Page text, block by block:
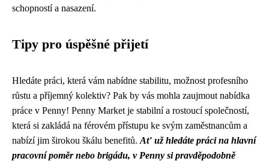
schopností a nasazení.
Tipy pro úspěšné přijetí
Hledáte práci, která vám nabídne stabilitu, možnost profesního
růstu a příjemný kolektiv? Pak by vás mohla zaujmout nabídka
práce v Penny! Penny Market je stabilní a rostoucí společností,
která si zakládá na férovém přístupu ke svým zaměstnancům a
nabízí jim širokou škálu benefitů. Ať už hledáte práci na hlavní
pracovní poměr nebo brigádu, v Penny si pravděpodobně